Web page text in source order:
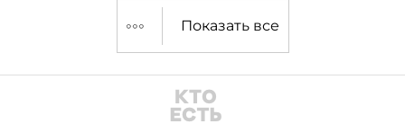
Показать все